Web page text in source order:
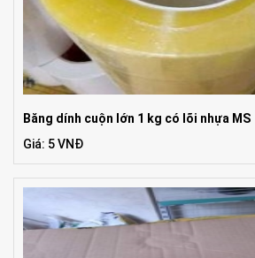
Băng dính cuộn lớn 1 kg có lõi nhựa MS
Giá: 5 VNĐ